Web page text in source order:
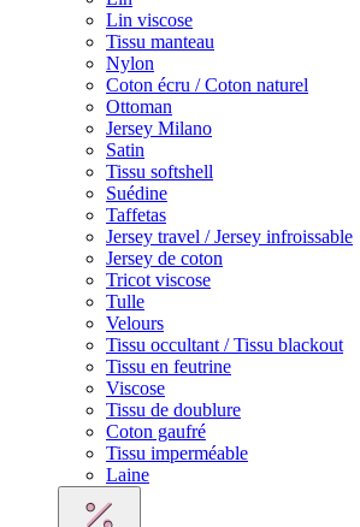
Lin viscose
Tissu manteau
Nylon
Coton écru / Coton naturel
Ottoman
Jersey Milano
Satin
Tissu softshell
Suédine
Taffetas
Jersey travel / Jersey infroissable
Jersey de coton
Tricot viscose
Tulle
Velours
Tissu occultant / Tissu blackout
Tissu en feutrine
Viscose
Tissu de doublure
Coton gaufré
Tissu imperméable
Laine